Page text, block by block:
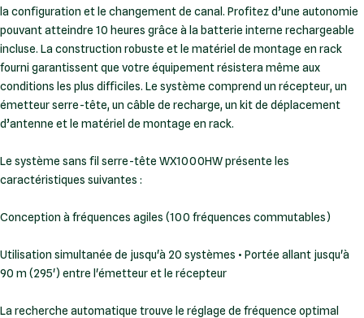
la configuration et le changement de canal. Profitez d’une autonomie
pouvant atteindre 10 heures grâce à la batterie interne rechargeable
incluse. La construction robuste et le matériel de montage en rack
fourni garantissent que votre équipement résistera même aux
conditions les plus difficiles. Le système comprend un récepteur, un
émetteur serre-tête, un câble de recharge, un kit de déplacement
d’antenne et le matériel de montage en rack.
Le système sans fil serre-tête WX1000HW présente les
Conception à fréquences agiles (100 fréquences commutables)
Utilisation simultanée de jusqu'à 20 systèmes • Portée allant jusqu'à
90 m (295') entre l'émetteur et le récepteur
La recherche automatique trouve le réglage de fréquence optimal